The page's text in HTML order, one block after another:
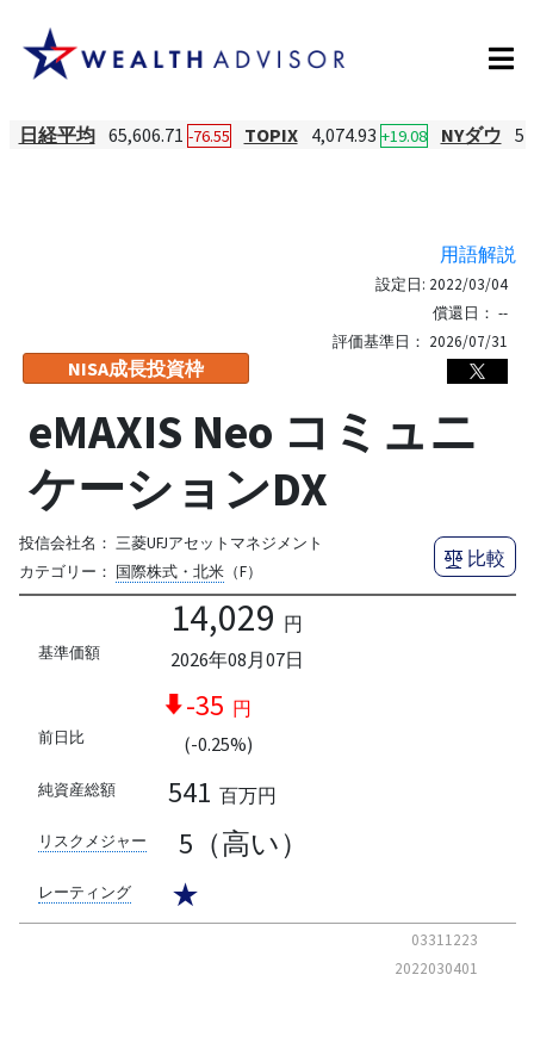
日経平均 65,606.71 -76.55 TOPIX 4,074.93 +19.08 NYダウ
用語解説
NISA成長投資枠
設定日: 2022/03/04
償還日： --
評価基準日： 2026/07/31
eMAXIS Neo コミュニ
ケーションDX
投信会社名： 三菱UFJアセットマネジメント
カテゴリー： 国際株式・北米（F）
比較
基準価額
14,029 円
2026年08月07日
前日比
-35 円
(-0.25%)
純資産総額 541 百万円
リスクメジャー 5（高い）
レーティング ★
03311223
2022030401